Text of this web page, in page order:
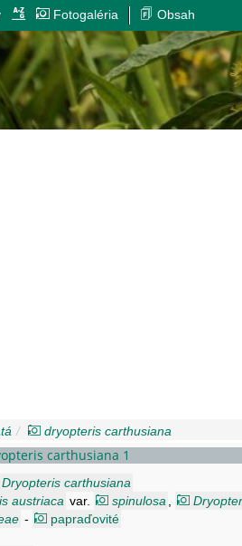
Fotogaléria Obsah
dryopteris carthusiana
carthusiana 1
Dryopteris carthusiana
austriaca var. spinulosa
- papraďovité